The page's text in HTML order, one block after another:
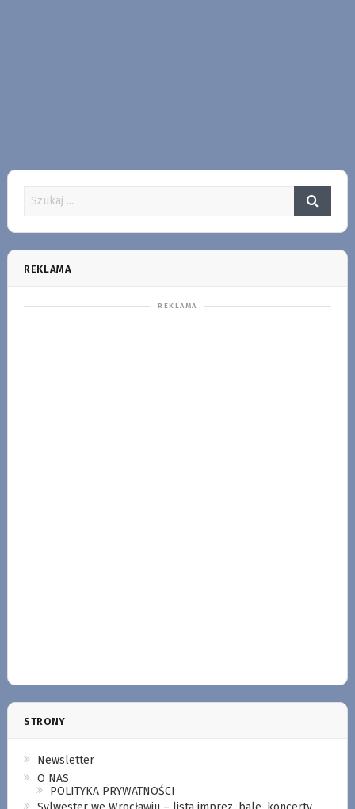
REKLAMA
STRONY
Newsletter
O NAS
POLITYKA PRYWATNOŚCI